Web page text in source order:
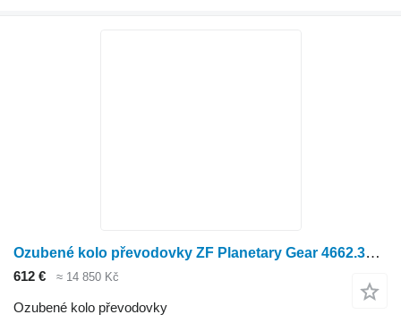
Ozubené kolo převodovky ZF Planetary Gear 4662.304.054
612 € ≈ 14 850 Kč
Ozubené kolo převodovky